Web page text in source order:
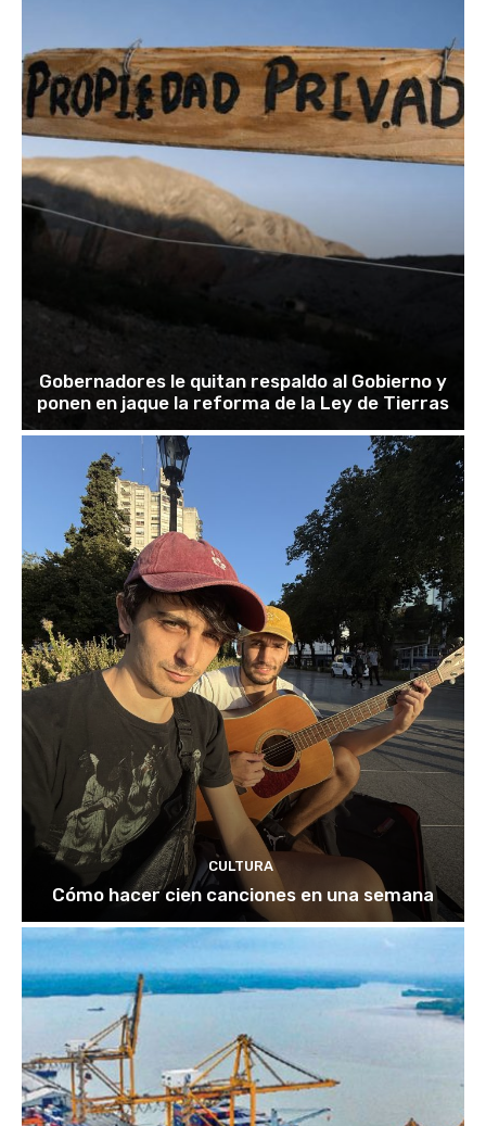
Gobernadores le quitan respaldo al Gobierno y
ponen en jaque la reforma de la Ley de Tierras
CULTURA
Cómo hacer cien canciones en una semana